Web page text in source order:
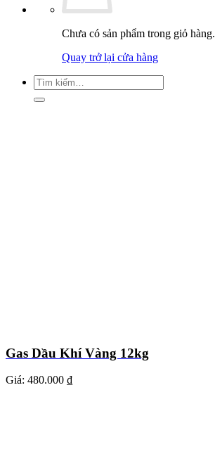
Chưa có sản phẩm trong giỏ hàng.
Quay trở lại cửa hàng
Tìm
kiếm:
Gas Dầu Khí Vàng 12kg
Giá: 480.000 ₫